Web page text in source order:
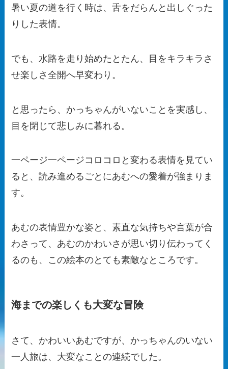
暑い夏の道を行く時は、舌をだらんと出しぐった
りした表情。
でも、水路を走り始めたとたん、目をキラキラさ
せ楽しさ全開へ早変わり。
と思ったら、かっちゃんがいないことを実感し、
目を閉じて悲しみに暮れる。
一ページ一ページコロコロと変わる表情を見てい
ると、読み進めるごとにあむへの愛着が強まりま
す。
あむの表情豊かな姿と、素直な気持ちや言葉が合
わさって、あむのかわいさが思い切り伝わってく
るのも、この絵本のとても素敵なところです。
海までの楽しくも大変な冒険
さて、かわいいあむですが、かっちゃんのいない
一人旅は、大変なことの連続でした。